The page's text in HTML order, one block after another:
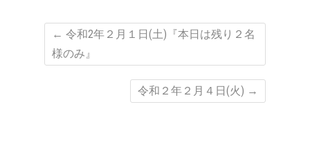
← 令和2年２月１日(土)『本日は残り２名
様のみ』
令和２年２月４日(火) →